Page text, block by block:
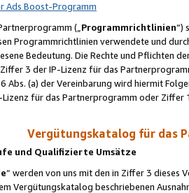
Ads Boost-Programm
(„Programmrichtlinien“)
Programmrichtlinien verwendete und
Bedeutung. Die Rechte und Pflichten
3 der IP-Lizenz für das
Abs. (a) der Vereinbarung wird hiermit
für das Partnerprogramm oder
Vergütungskatalog für das
und Qualifizierte Umsätze
“ werden von uns mit den in Ziffer 3
Vergütungskatalog beschriebenen